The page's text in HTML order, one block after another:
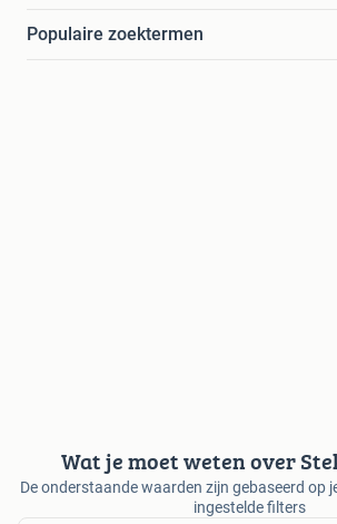
Populaire zoektermen
Wat je moet weten over
De onderstaande waarden zijn gebaseerd op
ingestelde filters